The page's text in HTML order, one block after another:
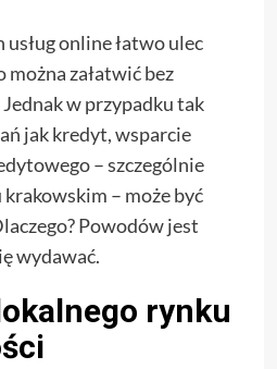
online łatwo ulec
załatwić bez
w przypadku tak
jak kredyt, wsparcie
– szczególnie
krakowskim – może być
Powodów jest
wydawać.
rynku